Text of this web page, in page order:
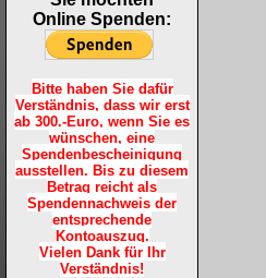
Online Spenden:
Bitte haben Sie dafür
Verständnis, dass wir erst
ab 300.-Euro, wenn Sie es
wünschen, eine
Spendenbescheinigung
ausstellen. Bis zu diesem
Betrag reicht als
Spendennachweis der
entsprechende
Kontoauszug.
Vielen Dank für Ihr
Verständnis!